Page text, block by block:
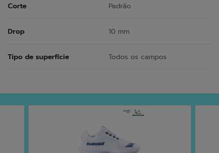
Corte Padrão
Drop 10 mm
Tipo de superfície Todos os campos